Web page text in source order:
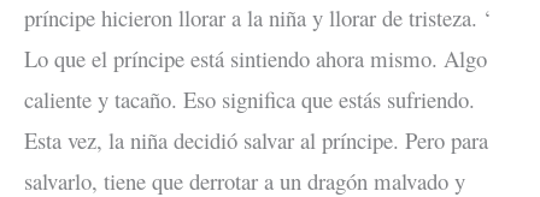
príncipe hicieron llorar a la niña y llorar de tristeza. ‘
Lo que el príncipe está sintiendo ahora mismo. Algo
caliente y tacaño. Eso significa que estás sufriendo.
Esta vez, la niña decidió salvar al príncipe. Pero para
salvarlo, tiene que derrotar a un dragón malvado y